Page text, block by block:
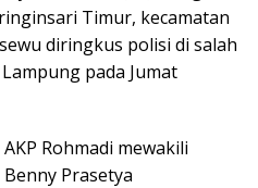
Timur, kecamatan
diringkus polisi di salah
pada Jumat
Rohmadi mewakili
Prasetya